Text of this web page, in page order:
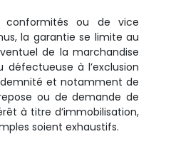
ou de vice
la garantie se limite au
de la marchandise
à l’exclusion
et notamment de
ou de demande de
à titre d’immobilisation,
soient exhaustifs.